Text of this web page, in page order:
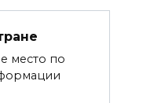
место по